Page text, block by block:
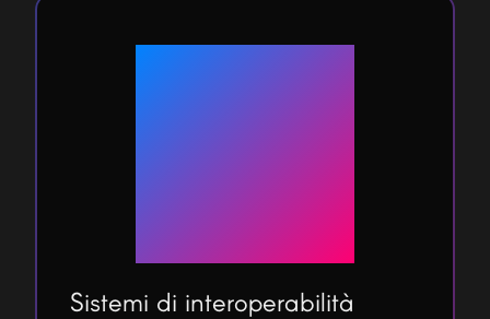
Sistemi di interoperabilità